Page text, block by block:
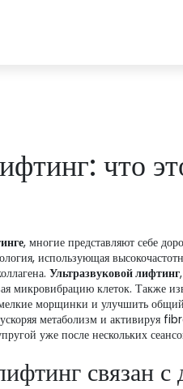
что
, многие представляют себе
использующая
Ультразвуковой лифтинг,
микровибрацию клеток. Также
мелкие морщинки и улучшить
метаболизм и активируя
уже после нескольких
связан